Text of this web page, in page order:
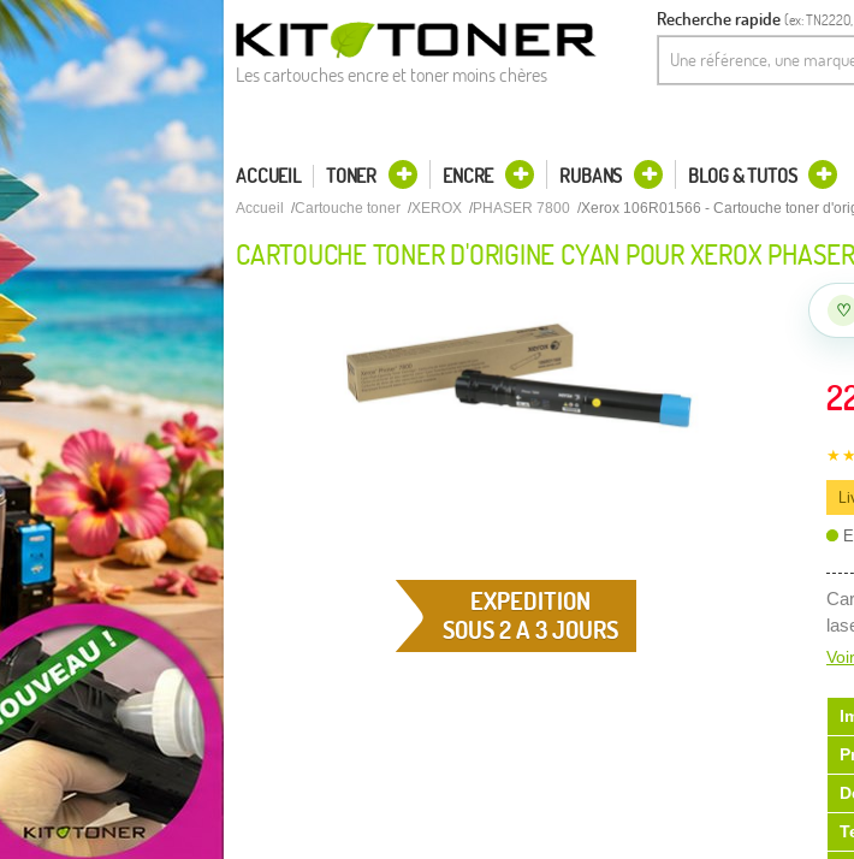
Les cartouches encre et toner moins chères
Recherche rapide (ex: TN2220,
ACCUEIL TONER ENCRE RUBANS BLOG & TUTOS
Accueil Cartouche toner XEROX PHASER 7800 Xerox 106R01566 - Cartouche toner
CARTOUCHE TONER D'ORIGINE CYAN POUR XEROX
♡
EXPEDITION
SOUS 2 A 3 JOURS